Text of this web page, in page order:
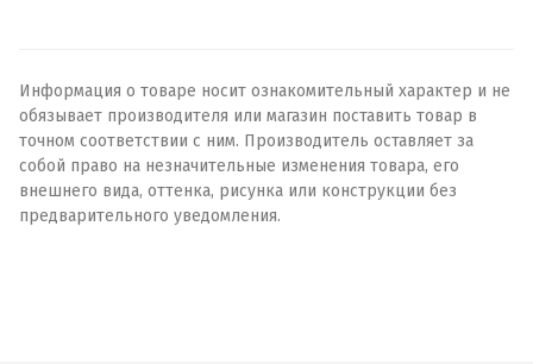
Информация о товаре носит ознакомительный характер и не
обязывает производителя или магазин поставить товар в
точном соответствии с ним. Производитель оставляет за
собой право на незначительные изменения товара, его
внешнего вида, оттенка, рисунка или конструкции без
предварительного уведомления.